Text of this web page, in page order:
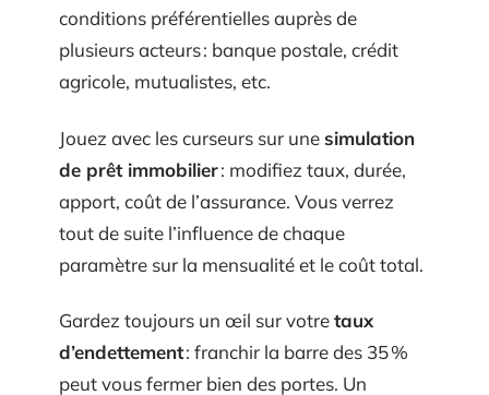
conditions préférentielles auprès de
plusieurs acteurs : banque postale, crédit
agricole, mutualistes, etc.
Jouez avec les curseurs sur unesimulation
de prêt immobilier: modifiez taux, durée,
apport, coût de l’assurance. Vous verrez
tout de suite l’influence de chaque
paramètre sur la mensualité et le coût total.
Gardez toujours un œil sur votretaux
d’endettement: franchir la barre des 35 %
peut vous fermer bien des portes. Un